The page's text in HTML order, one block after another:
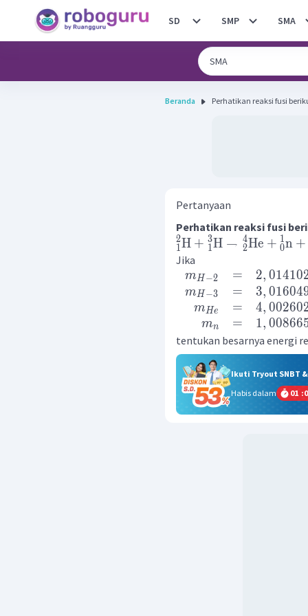
SD SMP SMA
Beranda
Pertanyaan
Perhatikan reaksi fusi
1
2H + 1
3H → 2
4He + 0
1n +
Jika
mH −2
mH −3
mHe
mn
=
=
=
=
2,
3,
4,
1,
tentukan besarnya energi
Ikuti Tryout SNBT
Habis dalam
01 :